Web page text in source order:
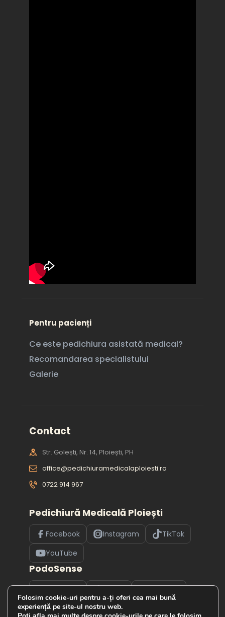
Pentru pacienți
Ce este pedichiura asistată medical?
Recomandarea specialistului
Galerie
Contact
Str. Golești, Nr. 14, Ploiești, PH
office@pedichiuramedicalaploiesti.ro
0722 914 967
Pedichiură Medicală Ploiești
Facebook Instagram
TikTok
YouTube
PodoSense
Folosim cookie-uri pentru a-ți oferi cea mai bună
experiență pe site-ul nostru web.